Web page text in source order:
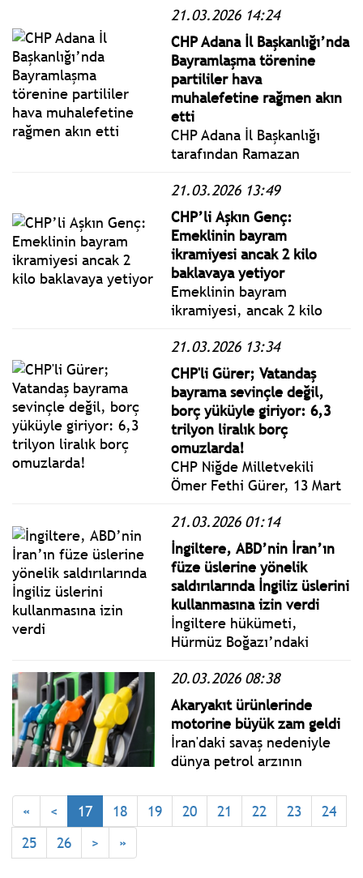
İran hem İsrail’i hem de
ABD üslerinin bulunduğu
bölge ülkelerini hedef aldı.
21.03.2026 14:24
CHP Adana İl Başkanlığı’nda
Bayramlaşma törenine
partililer hava
muhalefetine rağmen akın
etti
CHP Adana İl Başkanlığı
tarafından Ramazan
geleneksel bayramlaşma
töreni düzenlendi.
21.03.2026 13:49
CHP’li Aşkın Genç:
Emeklinin bayram
ikramiyesi ancak 2 kilo
baklavaya yetiyor
Emeklinin bayram
ikramiyesi, ancak 2 kilo
Bayramın simgesi olan bir
ürünün bu kadar sınırlı hale
gelmesi, emeklilerin
yaşadığı ekonomik
sıkışmayı açıkça ortaya
koymaktadır.
21.03.2026 13:34
CHP'li Gürer; Vatandaş
bayrama sevinçle değil,
borç yüküyle giriyor: 6,3
trilyon liralık borç
omuzlarda!
CHP Niğde Milletvekili
Ömer Fethi Gürer, 13 Mart
bankalara ve finans
sistemine olan toplam
borcunun 6 trilyon 365
milyar 285 milyon TL’ye
ulaştığını açıkladı.
21.03.2026 01:14
İngiltere, ABD’nin İran’ın
füze üslerine yönelik
saldırılarında İngiliz üslerini
kullanmasına izin verdi
İngiltere hükümeti,
Hürmüz Boğazı’ndaki
gerekçe göstererek İran’ın
füze üslerine yönelik hava
saldırıları için ABD’ye
askeri üslerini kullanma
izni verdi.
20.03.2026 08:38
Akaryakıt ürünlerinde
motorine büyük zam geldi
İran'daki savaş nedeniyle
dünya petrol arzının
oranında azalması,
akaryakıt fiyatlarında yeni
« < 17 18 19 20 21 22 23
24
25
26 > »